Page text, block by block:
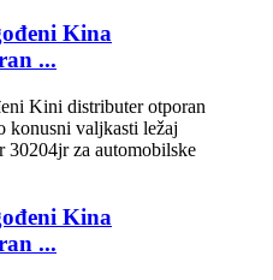
Kina
...
Kina
...